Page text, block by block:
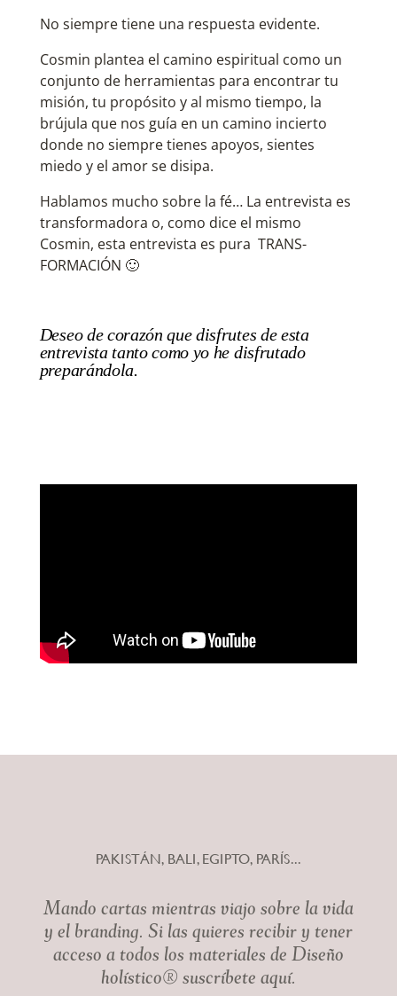
No siempre tiene una respuesta evidente.
Cosmin plantea el camino espiritual como un
conjunto de herramientas para encontrar tu
misión, tu propósito y al mismo tiempo, la
brújula que nos guía en un camino incierto
donde no siempre tienes apoyos, sientes
miedo y el amor se disipa.
Hablamos mucho sobre la fé… La entrevista es
transformadora o, como dice el mismo
Cosmin, esta entrevista es pura TRANS-
FORMACIÓN 🙂
Deseo de corazón que disfrutes de esta
entrevista tanto como yo he disfrutado
preparándola.
PAKISTÁN, BALI, EGIPTO, PARÍS...
Mando cartas mientras viajo sobre la vida
y el branding. Si las quieres recibir y tener
acceso a todos los materiales de Diseño
holístico® suscríbete aquí.